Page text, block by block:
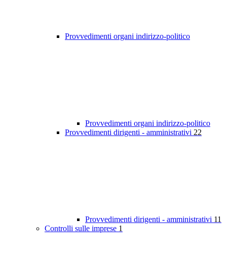
Provvedimenti organi indirizzo-politico
Provvedimenti organi indirizzo-politico
Provvedimenti dirigenti - amministrativi 22
Provvedimenti dirigenti - amministrativi 11
Controlli sulle imprese 1